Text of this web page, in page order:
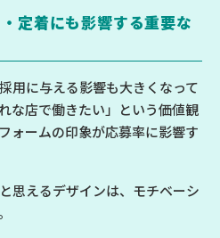
定着にも影響する重要な
用に与える影響も大きくなって
な店で働きたい」という価値観
ォームの印象が応募率に影響す
思えるデザインは、モチベーシ